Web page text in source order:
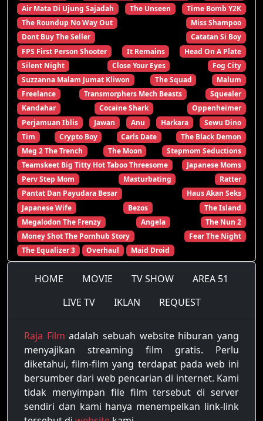
Air Mata Di Ujung Sajadah
The Unseen
Time Bomb Y2K
The Roundup No Way Out
Miss Shampoo
Dont Buy The Seller
Catatan Si Boy
FPS First Person Shooter
It Remains
Head On A Plate
Silent Night
Close Your Eyes
Fog City
Suzzanna Malam Jumat Kliwon
The Squad
Malum
Freelance
Transmorphers Mech Beasts
Squealer
Kandahar
Cocaine Shark
Oppenheimer
Perjamuan Iblis
Jawan Anu Harkara
Sewu Dino
Tim
Crypto Boy Carls Date
The Black Demon
Meg 2 The Trench
The Moon
Stepmom Seductions
Teamskeet Big Titty Hot Taboo Threesome
Japanese Moms
Perv Step Mom
Masturbating
Ratter
Pantat Dan Payudara Besar
Haus Akan Seks
Japanese Wife
Bezos
The Island
Megalodon The Frenzy
Angela
The Nun 2
Money Shot The Pornhub Story
Fear The Night
The Equalizer 3
Overhaul Maid Droid
HOME MOVIE TV SHOW
AREA 51
LIVE TV
IKLAN REQUEST
Raja Film adalah sebuah website hiburan yang
menyajikan streaming film gratis. Perlu
diketahui, film-film yang terdapat pada web ini
bersumber dari web pencarian di internet. Kami
tidak menyimpan file film tersebut di server
sendiri dan kami hanya menempelkan link-link